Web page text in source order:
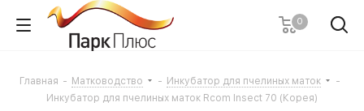
0
Главная - Матководство - Инкубатор для пчелиных маток
-
Инкубатор для пчелиных маток Rcom Insect 70 (Корея)